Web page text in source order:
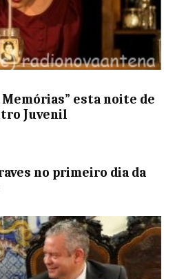
Memórias” esta noite de
Juvenil
no primeiro dia da